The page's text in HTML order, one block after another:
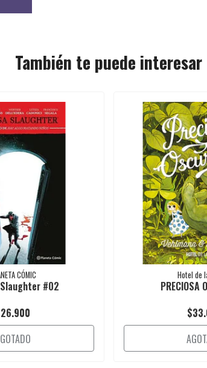
También te puede interesar
CÓMIC
#02
Hotel de
PRECIOSA